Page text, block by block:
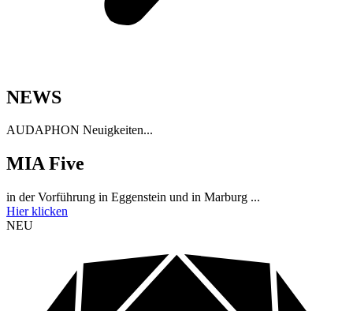
NEWS
AUDAPHON Neuigkeiten...
MIA Five
in der Vorführung in Eggenstein und in Marburg ...
Hier klicken
NEU